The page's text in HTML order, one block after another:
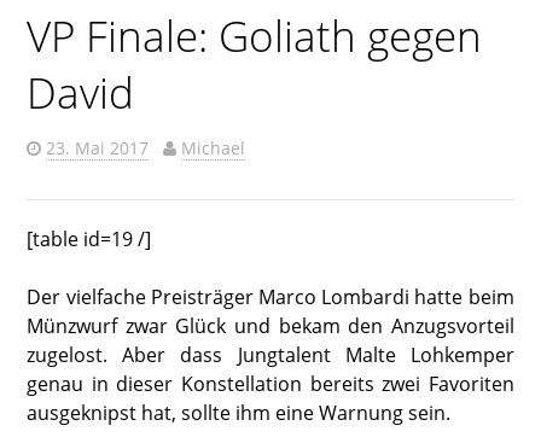
VP Finale: Goliath gegen
David
23. Mai 2017 Michael
[table id=19 /]
Der vielfache Preisträger Marco Lombardi hatte beim
Münzwurf zwar Glück und bekam den Anzugsvorteil
zugelost. Aber dass Jungtalent Malte Lohkemper
genau in dieser Konstellation bereits zwei Favoriten
ausgeknipst hat, sollte ihm eine Warnung sein.